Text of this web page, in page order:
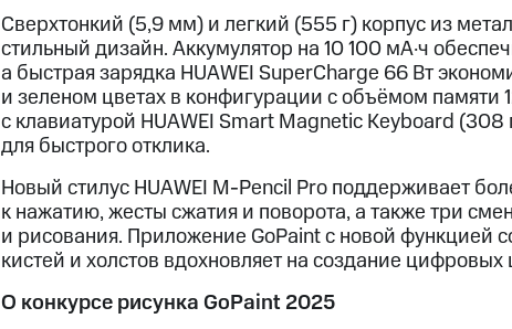
Сверхтонкий (5,9 мм) и легкий (555 г) корпус из
стильный дизайн. Аккумулятор на 10 100 мА·ч
а быстрая зарядка HUAWEI SuperCharge 66 Вт
и зеленом цветах в конфигурации с объёмом памяти
с клавиатурой HUAWEI Smart Magnetic Keyboard
для быстрого отклика.
Новый стилус HUAWEI M-Pencil Pro поддерживает
к нажатию, жесты сжатия и поворота, а также три
и рисования. Приложение GoPaint с новой функцией
кистей и холстов вдохновляет на создание
О конкурсе рисунка GoPaint 2025